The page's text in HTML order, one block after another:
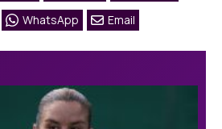
WhatsApp Email